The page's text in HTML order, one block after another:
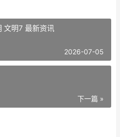
文明7 最新资讯
2026-07-05
下一篇 »